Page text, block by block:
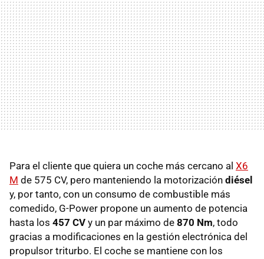
Para el cliente que quiera un coche más cercano al X6
M de 575 CV, pero manteniendo la motorización diésel
y, por tanto, con un consumo de combustible más
comedido, G-Power propone un aumento de potencia
hasta los 457 CV y un par máximo de 870 Nm, todo
gracias a modificaciones en la gestión electrónica del
propulsor triturbo. El coche se mantiene con los